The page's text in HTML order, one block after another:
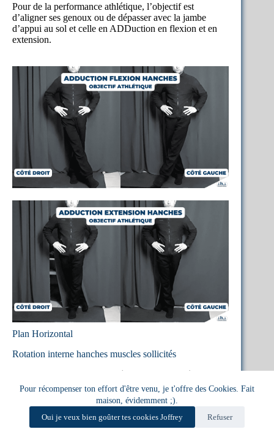
Pour récompenser ton effort d'être venu, je t'offre des Cookies. Fait
maison, évidemment ;).
Oui je veux bien goûter tes cookies Joffrey
Refuser
Pour de la performance athlétique, l’objectif est
d’aligner ses genoux ou de dépasser avec la jambe
d’appui au sol et celle en ADDuction en flexion et en
extension.
Plan Horizontal
Rotation interne hanches muscles sollicités
Rotation Interne
jambe
tendueavec les orteils du pied qui se dirige vers
, ou g enou fléchi à 90°
avec le pied dirigé
versl’extérieurpour avoir le genou qui pointe vers
l’intérieur.